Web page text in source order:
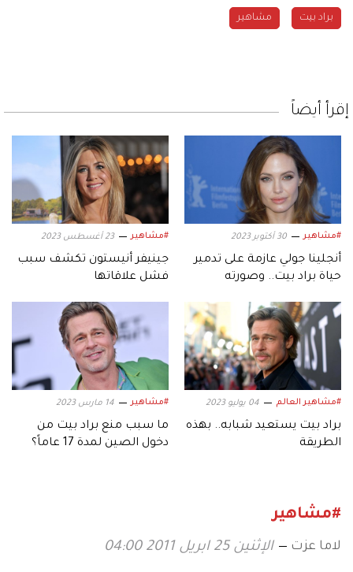
براد بيت مشاهير
إقرأ أيضاً
#مشاهير 30 أكتوبر 2023
أنجلينا جولي عازمة على تدمير
حياة براد بيت.. وصورته
#مشاهير 23 أغسطس 2023
جينيفر أنيستون تكشف سبب
فشل علاقاتها
#مشاهير العالم 04 يوليو 2023
براد بيت يستعيد شبابه.. بهذه
الطريقة
#مشاهير 14 مارس 2023
ما سبب منع براد بيت من
دخول الصين لمدة 17 عاماً؟
#مشاهير
لاما عزت الإثنين 25 ابريل 2011 04:00